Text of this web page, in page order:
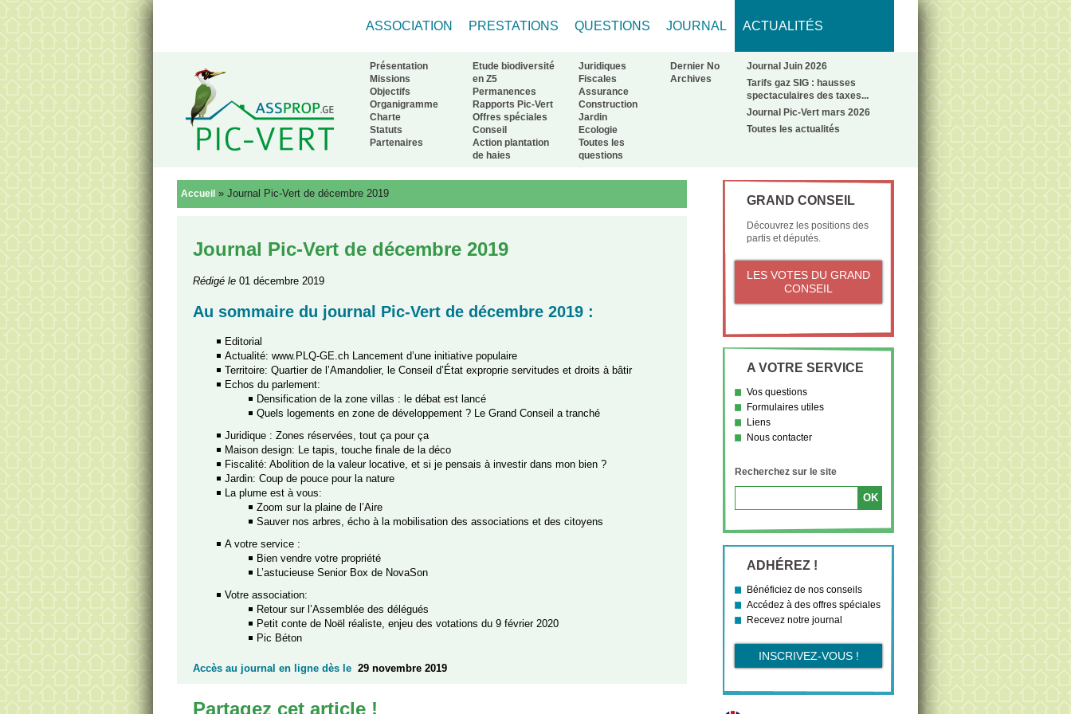
Retour à l'accueil
ASSOCIATION
Présentation
Missions
Objectifs
Organigramme
Charte
Statuts
Partenaires
PRESTATIONS
Etude biodiversité
en Z5
Permanences
Rapports Pic-Vert
Offres spéciales
Conseil
Action plantation
de haies
QUESTIONS
Juridiques
Fiscales
Assurance
Construction
Jardin
Ecologie
Toutes les
questions
JOURNAL
Dernier No
Archives
ACTUALITÉS
Journal Juin 2026
Tarifs gaz SIG : hausses
spectaculaires des taxes...
Journal Pic-Vert mars 2026
Toutes les actualités
Accueil » Journal Pic-Vert de décembre 2019
Journal Pic-Vert de décembre 2019
Rédigé le 01 décembre 2019
Au sommaire du journal Pic-Vert de décembre 2019 :
Editorial
Actualité: www.PLQ-GE.ch Lancement d’une initiative populaire
Territoire: Quartier de l’Amandolier, le Conseil d’État exproprie servitudes et droits à bâtir
Echos du parlement:
Densification de la zone villas : le débat est lancé
Quels logements en zone de développement ? Le Grand Conseil a tranché
Juridique : Zones réservées, tout ça pour ça
Maison design: Le tapis, touche finale de la déco
Fiscalité: Abolition de la valeur locative, et si je pensais à investir dans mon bien ?
Jardin: Coup de pouce pour la nature
La plume est à vous:
Zoom sur la plaine de l’Aire
Sauver nos arbres, écho à la mobilisation des associations et des citoyens
A votre service :
Bien vendre votre propriété
L’astucieuse Senior Box de NovaSon
Votre association:
Retour sur l’Assemblée des délégués
Petit conte de Noël réaliste, enjeu des votations du 9 février 2020
Pic Béton
Accès au journal en ligne dès le 29 novembre 2019
Partagez cet article !
GRAND CONSEIL
Découvrez les positions des
partis et députés.
LES VOTES DU GRAND
CONSEIL
A VOTRE SERVICE
Vos questions
Formulaires utiles
Liens
Nous contacter
Recherchez sur le site
ADHÉREZ !
Bénéficiez de nos conseils
Accédez à des offres spéciales
Recevez notre journal
INSCRIVEZ-VOUS !